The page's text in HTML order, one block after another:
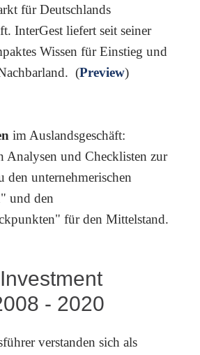
für Deutschlands
InterGest liefert seit seiner
Wissen für Einstieg und
(Preview)
im Auslandsgeschäft:
Analysen und Checklisten zur
den unternehmerischen
und den
für den Mittelstand.
- 2020
verstanden sich als